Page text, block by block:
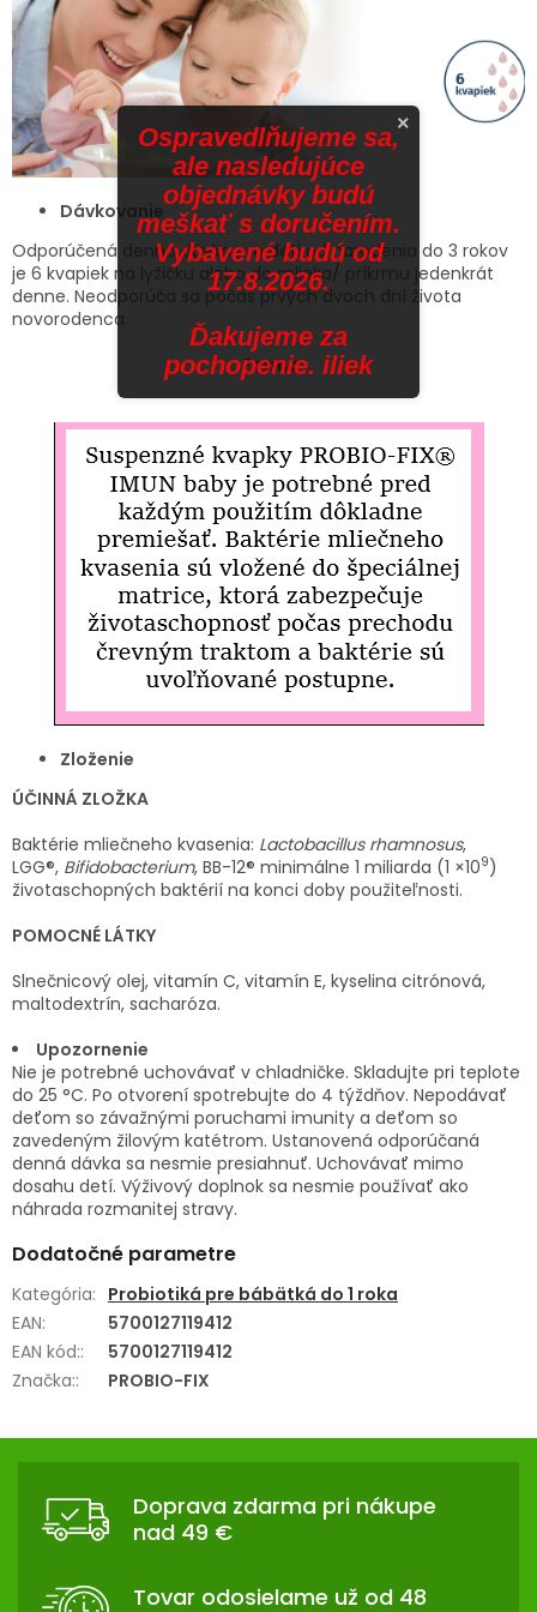
Dávkovanie
Odporúčená denná dávka pre deti od narodenia do 3 rokov
je 6 kvapiek na lyžičku alebo do mlieka/ príkrmu jedenkrát
denne. Neodporúča sa počas prvých dvoch dní života
novorodenca.
Forma
Zloženie
ÚČINNÁ ZLOŽKA
Baktérie mliečneho kvasenia: Lactobacillus rhamnosus,
LGG®, Bifidobacterium, BB-12® minimálne 1 miliarda (1 ×109)
životaschopných baktérií na konci doby použiteľnosti.
POMOCNÉ LÁTKY
Slnečnicový olej, vitamín C, vitamín E, kyselina citrónová,
maltodextrín, sacharóza.
Upozornenie
Nie je potrebné uchovávať v chladničke. Skladujte pri teplote
do 25 °C. Po otvorení spotrebujte do 4 týždňov. Nepodávať
deťom so závažnými poruchami imunity a deťom so
zavedeným žilovým katétrom. Ustanovená odporúčaná
denná dávka sa nesmie presiahnuť. Uchovávať mimo
dosahu detí. Výživový doplnok sa nesmie používať ako
náhrada rozmanitej stravy.
Dodatočné parametre
Kategória: Probiotiká pre bábätká do 1 roka
EAN:
5700127119412
EAN kód::
5700127119412
Značka:: PROBIO-FIX
Z
Doprava zdarma pri nákupe
nad 49 €
Tovar odosielame už od 48
×
Ospravedlňujeme sa,
ale nasledujúce
objednávky budú
meškať s doručením.
Vybavené budú od
17.8.2026.
Ďakujeme za
pochopenie. iliek